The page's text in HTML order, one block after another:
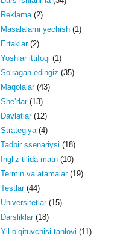
Reklama(2)
Masalalarni yechish(1)
Ertaklar(2)
Yoshlar ittifoqi (1)
So‘ragan edingiz (35)
Maqolalar(43)
She’rlar(13)
Davlatlar(12)
Strategiya(4)
Tadbir ssenariysi (18)
Ingliz tilida matn(10)
Termin va atamalar(19)
Testlar(44)
Universitetlar(15)
Darsliklar(18)
Yil o‘qituvchisi tanlovi (11)